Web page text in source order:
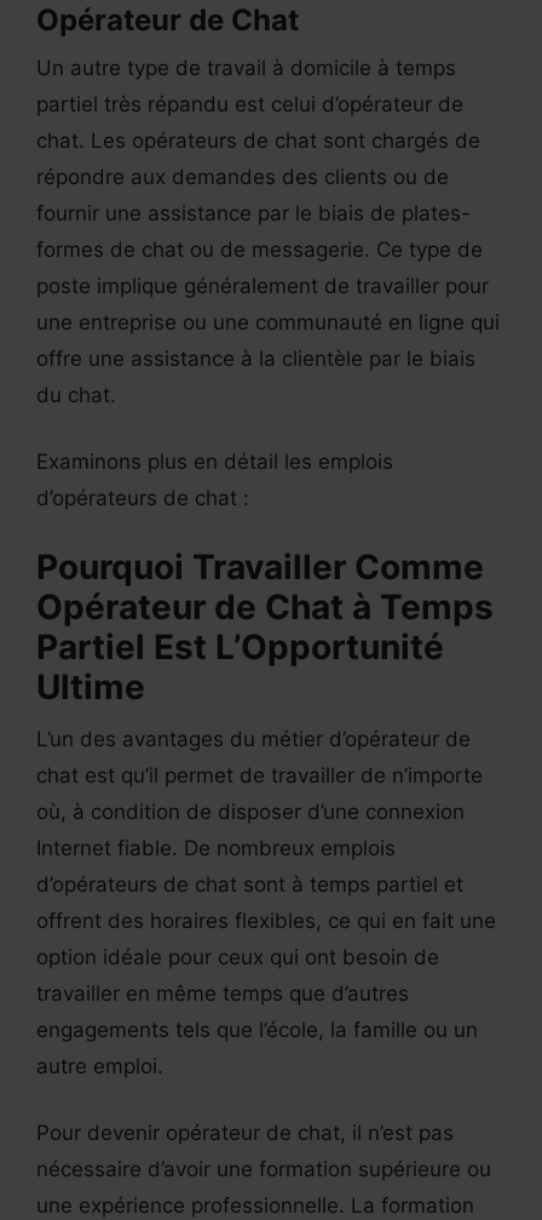
Opérateur de Chat
Un autre type de travail à domicile à temps
partiel très répandu est celui d’opérateur de
chat. Les opérateurs de chat sont chargés de
répondre aux demandes des clients ou de
fournir une assistance par le biais de plates-
formes de chat ou de messagerie. Ce type de
poste implique généralement de travailler pour
une entreprise ou une communauté en ligne qui
offre une assistance à la clientèle par le biais
du chat.
Examinons plus en détail les emplois
d’opérateurs de chat :
Pourquoi Travailler Comme
Opérateur de Chat à Temps
Partiel Est L’Opportunité
Ultime
L’un des avantages du métier d’opérateur de
chat est qu’il permet de travailler de n’importe
où, à condition de disposer d’une connexion
Internet fiable. De nombreux emplois
d’opérateurs de chat sont à temps partiel et
offrent des horaires flexibles, ce qui en fait une
option idéale pour ceux qui ont besoin de
travailler en même temps que d’autres
engagements tels que l’école, la famille ou un
autre emploi.
Pour devenir opérateur de chat, il n’est pas
nécessaire d’avoir une formation supérieure ou
une expérience professionnelle. La formation